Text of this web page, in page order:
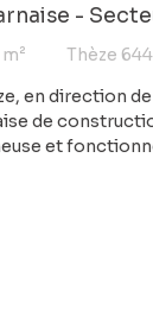
-
m²
Thèze
en direction
de
et
pour bricoler,
travaux sont à